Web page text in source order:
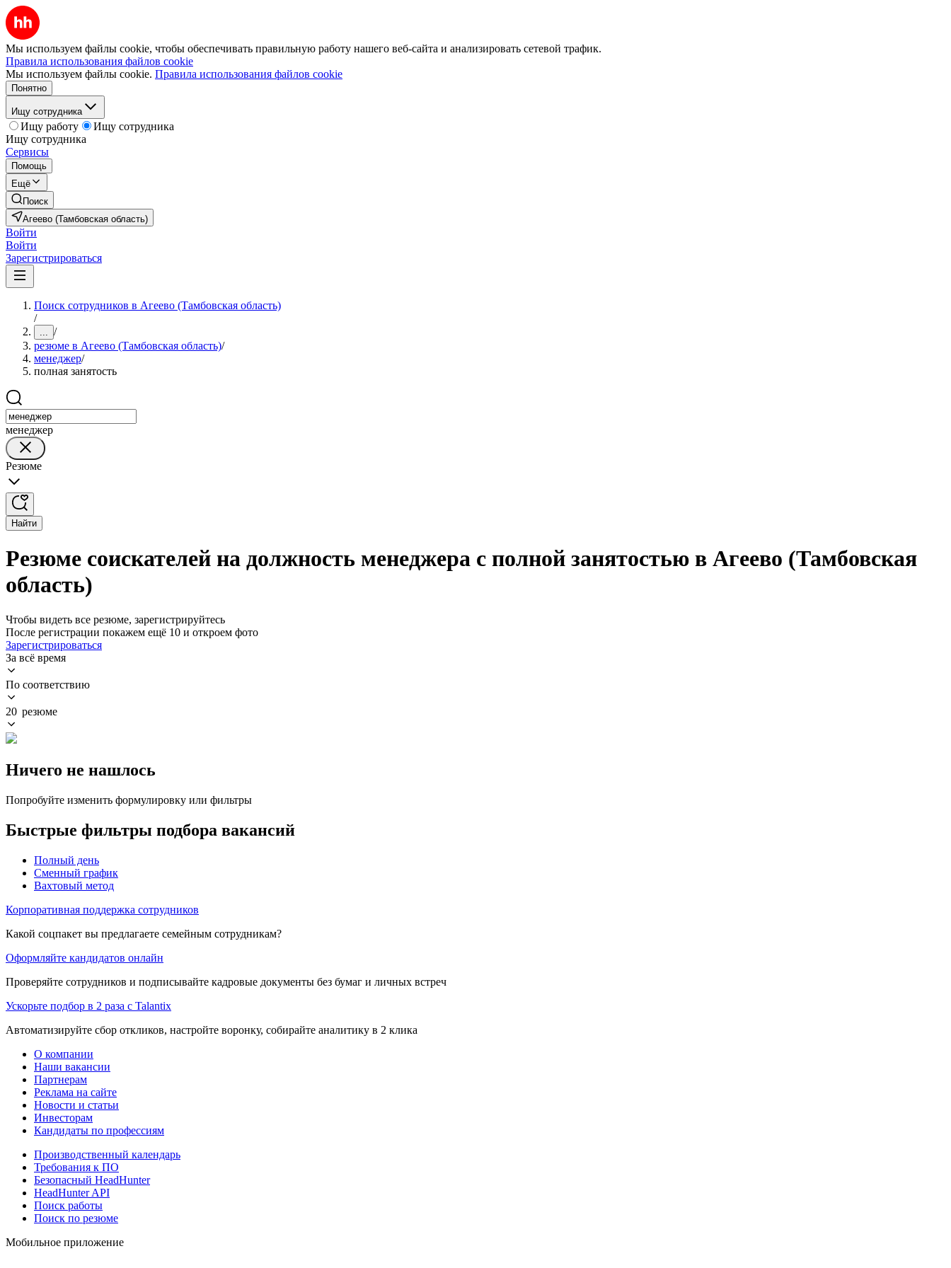
Мы используем файлы cookie, чтобы обеспечивать правильную работу нашего веб-сайта и анализировать сетевой трафик.
Правила использования файлов cookie
Мы используем файлы cookie. Правила использования файлов cookie
Понятно
Ищу сотрудника
Ищу работу
Ищу сотрудника
Ищу сотрудника
Сервисы
Помощь
Ещё
Поиск
Агеево (Тамбовская область)
Войти
Войти
Зарегистрироваться
Поиск сотрудников в Агеево (Тамбовская область)
/
... /
резюме в Агеево (Тамбовская область)/
менеджер/
полная занятость
менеджер
Резюме
Найти
Резюме соискателей на должность менеджера с полной занятостью в Агеево (Тамбовская
область)
Чтобы видеть все резюме, зарегистрируйтесь
После регистрации покажем ещё 10 и откроем фото
Зарегистрироваться
За всё время
По соответствию
20 резюме
Ничего не нашлось
Попробуйте изменить формулировку или фильтры
Быстрые фильтры подбора вакансий
Полный день
Сменный график
Вахтовый метод
Корпоративная поддержка сотрудников
Какой соцпакет вы предлагаете семейным сотрудникам?
Оформляйте кандидатов онлайн
Проверяйте сотрудников и подписывайте кадровые документы без бумаг и личных встреч
Ускорьте подбор в 2 раза с Talantix
Автоматизируйте сбор откликов, настройте воронку, собирайте аналитику в 2 клика
О компании
Наши вакансии
Партнерам
Реклама на сайте
Новости и статьи
Инвесторам
Кандидаты по профессиям
Производственный календарь
Требования к ПО
Безопасный HeadHunter
HeadHunter API
Поиск работы
Поиск по резюме
Мобильное приложение